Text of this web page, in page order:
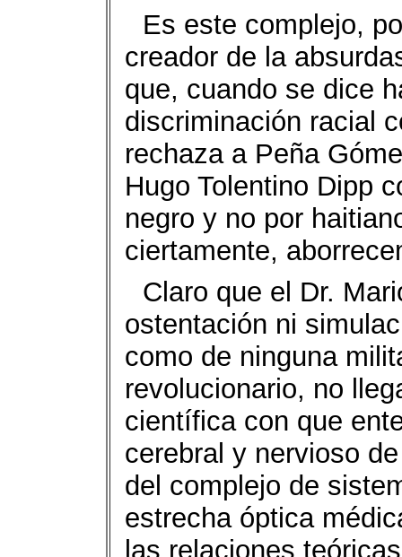
Es este complejo,
creador de la
que, cuando se dice
discriminación racial
rechaza a Peña
Hugo Tolentino Dipp
negro y no por
ciertamente,
Claro que el Dr.
ostentación ni
como de ninguna
revolucionario, no
científica con que
cerebral y nervioso
del complejo de
estrecha óptica
las relaciones